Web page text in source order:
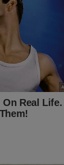
ontem ela
mesmo com
site do
outro
senado e
pra